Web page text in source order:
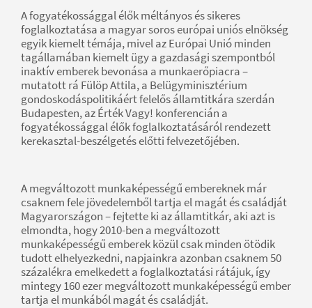
A fogyatékossággal élők méltányos és sikeres
foglalkoztatása a magyar soros európai uniós elnökség
egyik kiemelt témája, mivel az Európai Unió minden
tagállamában kiemelt ügy a gazdasági szempontból
inaktív emberek bevonása a munkaerőpiacra –
mutatott rá Fülöp Attila, a Belügyminisztérium
gondoskodáspolitikáért felelős államtitkára szerdán
Budapesten, az Érték Vagy! konferencián a
fogyatékossággal élők foglalkoztatásáról rendezett
kerekasztal-beszélgetés előtti felvezetőjében.
A megváltozott munkaképességű embereknek már
csaknem fele jövedelemből tartja el magát és családját
Magyarországon – fejtette ki az államtitkár, aki azt is
elmondta, hogy 2010-ben a megváltozott
munkaképességű emberek közül csak minden ötödik
tudott elhelyezkedni, napjainkra azonban csaknem 50
százalékra emelkedett a foglalkoztatási rátájuk, így
mintegy 160 ezer megváltozott munkaképességű ember
tartja el munkából magát és családját.